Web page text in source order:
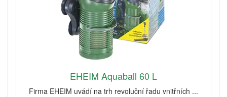
EHEIM Aquaball 60 L
Firma EHEIM uvádí na trh revoluční řadu vnitřních ...